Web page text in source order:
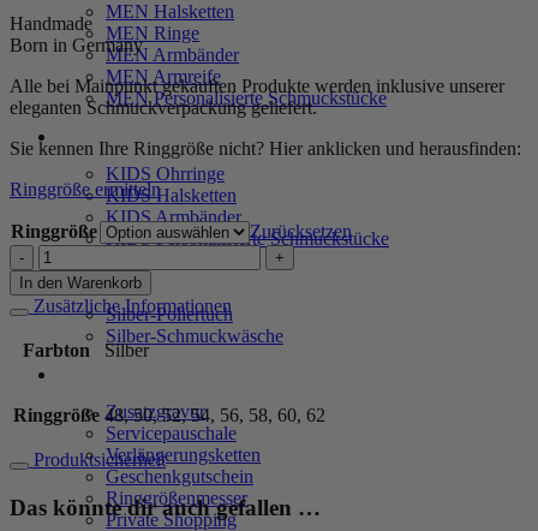
MEN Halsketten
MEN Ringe
MEN Armbänder
MEN Armreife
MEN Personalisierte Schmuckstücke
KIDS Ohrringe
KIDS Halsketten
KIDS Armbänder
KIDS Personalisierte Schmuckstücke
PRODUKTPFLEGE
Silber-Poliertuch
Silber-Schmuckwäsche
Zusatzgravur
Servicepauschale
Verlängerungsketten
Geschenkgutschein
Ringgrößenmesser
Private Shopping
Handmade
Born in Germany
Alle bei Mainpunkt gekauften Produkte werden inklusive unserer
eleganten Schmuckverpackung geliefert.
Sie kennen Ihre Ringgröße nicht? Hier anklicken und herausfinden:
Ringgröße ermitteln
Ringgröße
Zurücksetzen
Ring
"Senta"
aus
925
Sterling
Silber
mit
weißem
Zirkonia
Menge
In den Warenkorb
Zusätzliche Informationen
Farbton Silber
Ringgröße 48, 50, 52, 54, 56, 58, 60, 62
Produktsicherheit
Das könnte dir auch gefallen …